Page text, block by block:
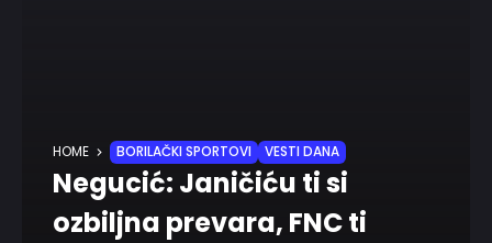
HOME BORILAČKI SPORTOVI VESTI DANA
Negucić: Janičiću ti si
ozbiljna prevara, FNC ti